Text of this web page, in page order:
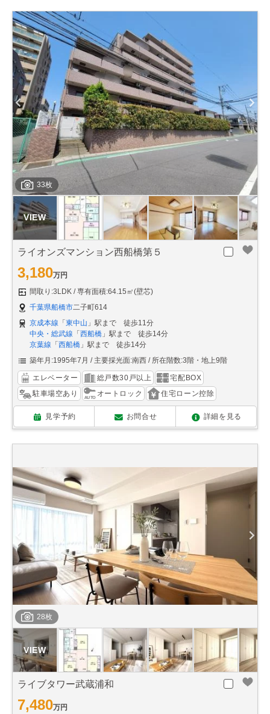
33枚
ライオンズマンション西船橋第５
3,180万円
間取り:3LDK
専有面積:64.15㎡(壁芯)
千葉県船橋市二子町614
京成本線 「東中山 」駅まで 徒歩11分
中央・総武線 「西船橋 」駅まで 徒歩14分
京葉線 「西船橋 」駅まで 徒歩14分
築年月:1995年7月
主要採光面:南西 所在階数:3階・地上9階
エレベーター 総戸数30戸以上
宅配BOX
駐車場空あり
オートロック 住宅ローン控除
見学予約 お問合せ 詳細を見る
28枚
ライブタワー武蔵浦和
7,480万円